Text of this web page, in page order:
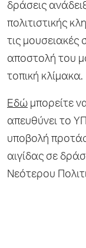
δράσεις
πολιτιστικής
τις μουσειακές
αποστολή του
τοπική κλίμακα.
Εδώ μπορείτε
απευθύνει το
υποβολή
αιγίδας σε
Νεότερου